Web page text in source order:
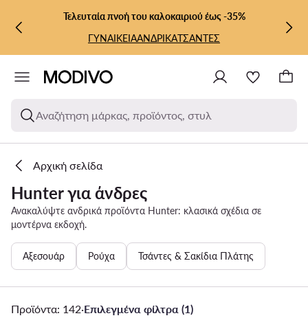
ΜΕΤΆΒΑΣΗ ΣΤΟ ΚΎΡΙΟ ΠΕΡΙΕΧΌΜΕΝΟ
ΜΕΤΆΒΑΣΗ ΣΤΗΝ ΑΝΑΖΉΤΗΣΗ
Τελευταία πνοή του καλοκαιριού έως -35%
ΓΥΝΑΙΚΕΙΑΑΝΔΡΙΚΑΤΣΑΝΤΕΣ
Αναζήτηση μάρκας, προϊόντος, στυλ
Αρχική σελίδα
Hunter για άνδρες
Ανακαλύψτε ανδρικά προϊόντα Hunter: κλασικά σχέδια σε
μοντέρνα εκδοχή.
Αξεσουάρ Ρούχα Τσάντες & Σακίδια Πλάτης
Προϊόντα: 142·Επιλεγμένα φίλτρα (1)